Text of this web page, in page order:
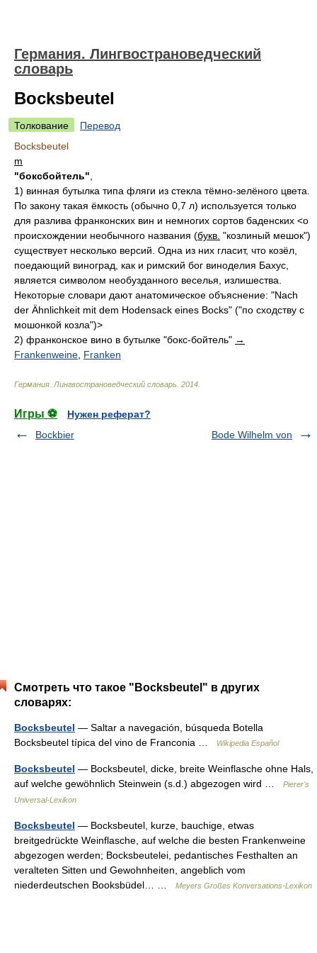
Германия. Лингвострановедческий
словарь
Bocksbeutel
Толкование
Перевод
Bocksbeutel
m
"боксбойтель"
1) винная бутылка типа фляги из стекла тёмно-зелёного цвета.
По закону такая ёмкость (обычно 0,7 л) используется только
для разлива франконских вин и немногих сортов баденских <о
происхождении необычного названия (букв. "козлиный мешок")
существует несколько версий. Одна из них гласит, что козёл,
поедающий виноград, как и римский бог виноделия Бахус,
является символом необузданного веселья, излишества.
Некоторые словари дают анатомическое объяснение: "Nach
der Ähnlichkeit mit dem Hodensack eines Bocks" ("по сходству с
мошонкой козла")>
2) франконское вино в бутылке "бокс-бойтель" →
Frankenweine Franken
Германия. Лингвострановедческий словарь 2014
Игры ⚽
Нужен реферат?
Bockbier
Bode Wilhelm von
Смотреть что такое "Bocksbeutel" в других
словарях:
Bocksbeutel — Saltar a navegación, búsqueda Botella
Bocksbeutel típica del vino de Franconia …
Wikipedia Español
Bocksbeutel — Bocksbeutel, dicke, breite Weinflasche ohne Hals,
auf welche gewöhnlich Steinwein (s.d.) abgezogen wird …
Pierer's
Universal-Lexikon
Bocksbeutel — Bocksbeutel, kurze, bauchige, etwas
breitgedrückte Weinflasche, auf welche die besten Frankenweine
abgezogen werden; Bocksbeutelei, pedantisches Festhalten an
veralteten Sitten und Gewohnheiten, angeblich vom
niederdeutschen Booksbüdel… …
Meyers Großes Konversations-Lexikon